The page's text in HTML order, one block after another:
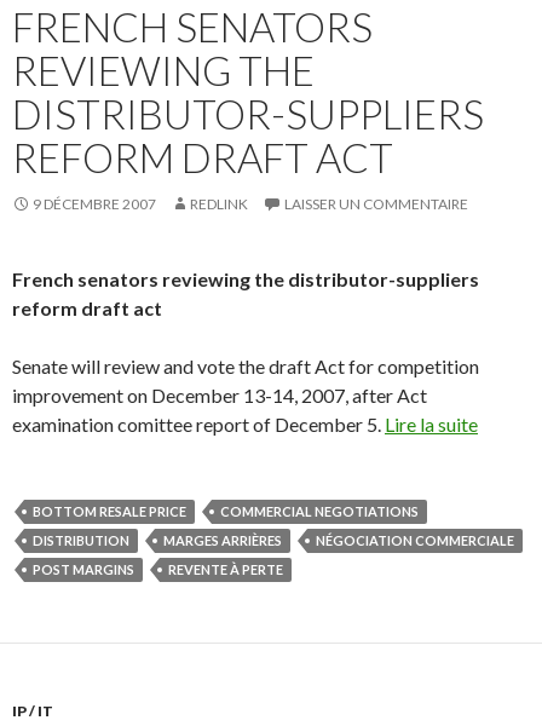
FRENCH SENATORS
REVIEWING THE
DISTRIBUTOR-SUPPLIERS
REFORM DRAFT ACT
9 DÉCEMBRE 2007 REDLINK LAISSER UN COMMENTAIRE
French senators reviewing the distributor-suppliers
reform draft act
Senate will review and vote the draft Act for competition
improvement on December 13-14, 2007, after Act
examination comittee report of December 5. Lire la suite
BOTTOM RESALE PRICE
COMMERCIAL NEGOTIATIONS
DISTRIBUTION
MARGES ARRIÈRES
NÉGOCIATION COMMERCIALE
POST MARGINS
REVENTE À PERTE
IP / IT